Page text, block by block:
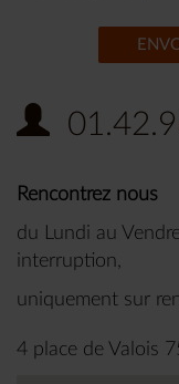
Rencontrez nous
du Lundi au
interruption,
uniquement sur
4 place de Valois